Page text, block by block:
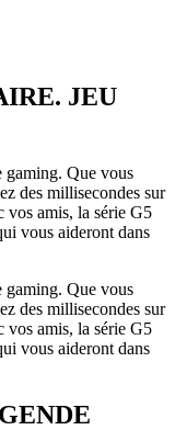
JEU
gaming. Que vous
des millisecondes sur
vos amis, la série G5
vous aideront dans
gaming. Que vous
des millisecondes sur
vos amis, la série G5
vous aideront dans